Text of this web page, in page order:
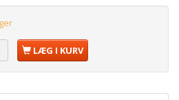
LÆG I KURV